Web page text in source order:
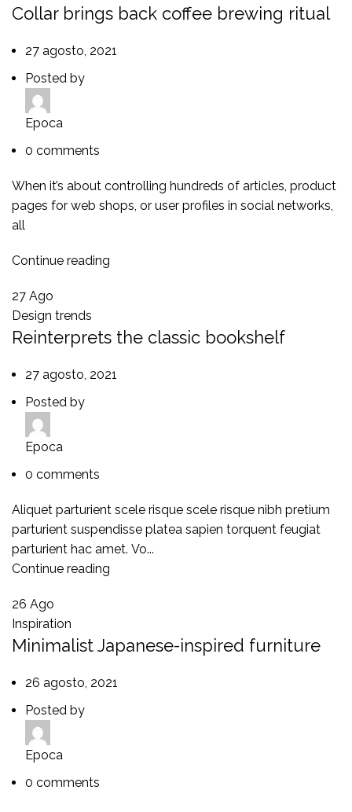
Collar brings back coffee brewing ritual
27 agosto, 2021
Posted by
Epoca
0 comments
When it’s about controlling hundreds of articles, product
pages for web shops, or user profiles in social networks,
all
Continue reading
27 Ago
Design trends
Reinterprets the classic bookshelf
27 agosto, 2021
Posted by
Epoca
0 comments
Aliquet parturient scele risque scele risque nibh pretium
parturient suspendisse platea sapien torquent feugiat
parturient hac amet. Vo...
Continue reading
26 Ago
Inspiration
Minimalist Japanese-inspired furniture
26 agosto, 2021
Posted by
Epoca
0 comments